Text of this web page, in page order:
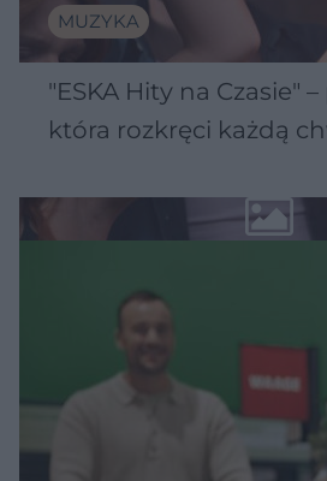
MUZYKA
"ESKA Hity na Czasie"
która rozkręci każdą